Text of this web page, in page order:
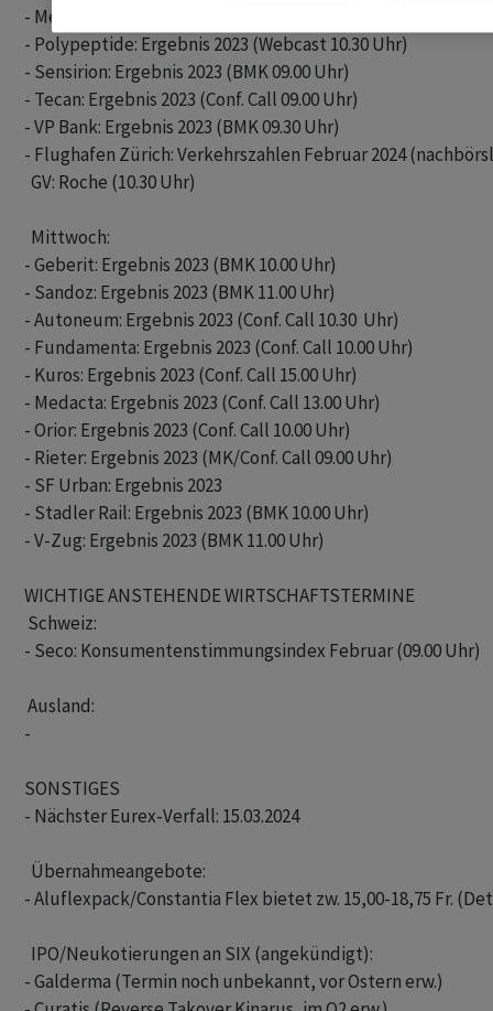
- Medartis: Ergebnis 2023 (Webcast 10.30 Uhr)
- Polypeptide: Ergebnis 2023 (Webcast 10.30 Uhr)
- Sensirion: Ergebnis 2023 (BMK 09.00 Uhr)
- Tecan: Ergebnis 2023 (Conf. Call 09.00 Uhr)
- VP Bank: Ergebnis 2023 (BMK 09.30 Uhr)
- Flughafen Zürich: Verkehrszahlen Februar 2024
  GV: Roche (10.30 Uhr)
  Mittwoch:
- Geberit: Ergebnis 2023 (BMK 10.00 Uhr)
- Sandoz: Ergebnis 2023 (BMK 11.00 Uhr)
- Autoneum: Ergebnis 2023 (Conf. Call 10.30  Uhr)
- Fundamenta: Ergebnis 2023 (Conf. Call 10.00 Uhr)
- Kuros: Ergebnis 2023 (Conf. Call 15.00 Uhr)
- Medacta: Ergebnis 2023 (Conf. Call 13.00 Uhr)
- Orior: Ergebnis 2023 (Conf. Call 10.00 Uhr)
- Rieter: Ergebnis 2023 (MK/Conf. Call 09.00 Uhr)
- SF Urban: Ergebnis 2023
- Stadler Rail: Ergebnis 2023 (BMK 10.00 Uhr)
- V-Zug: Ergebnis 2023 (BMK 11.00 Uhr)
WICHTIGE ANSTEHENDE WIRTSCHAFTSTERMINE
Schweiz:
- Seco: Konsumentenstimmungsindex Februar (09.00 Uhr)
Ausland:
-
SONSTIGES
- Nächster Eurex-Verfall: 15.03.2024
  Übernahmeangebote:
- Aluflexpack/Constantia Flex bietet zw. 15,00-18,75 Fr.
  IPO/Neukotierungen an SIX (angekündigt):
- Galderma (Termin noch unbekannt, vor Ostern erw.)